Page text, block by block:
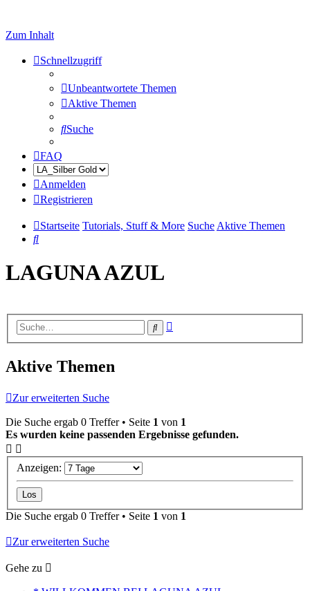
Zum Inhalt
Schnellzugriff
Unbeantwortete Themen
Aktive Themen
Suche
FAQ
Anmelden
Registrieren
Startseite Tutorials, Stuff & More Suche Aktive Themen
Suche
LAGUNA AZUL
Suche
Aktive Themen
Zur erweiterten Suche
Die Suche ergab 0 Treffer • Seite 1 von 1
Es wurden keine passenden Ergebnisse gefunden.
Anzeigen:
Die Suche ergab 0 Treffer • Seite 1 von 1
Zur erweiterten Suche
Gehe zu